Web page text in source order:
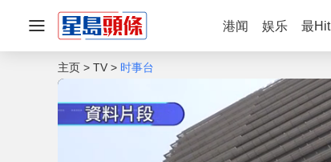
港闻 娱乐 最Hit
主页 TV 时事台